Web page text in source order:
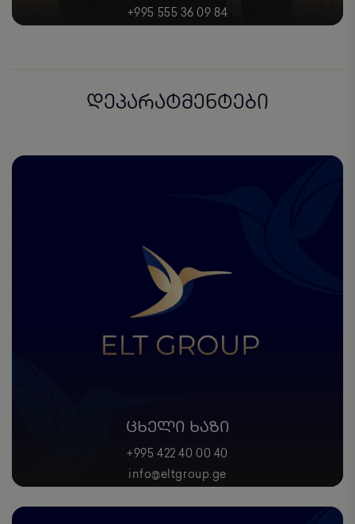
+995 555 36 09 84
დეპარატმენტები
ᲪᲮᲔᲚᲘ ᲮᲐᲖᲘ
+995 422 40 00 40
info@eltgroup.ge